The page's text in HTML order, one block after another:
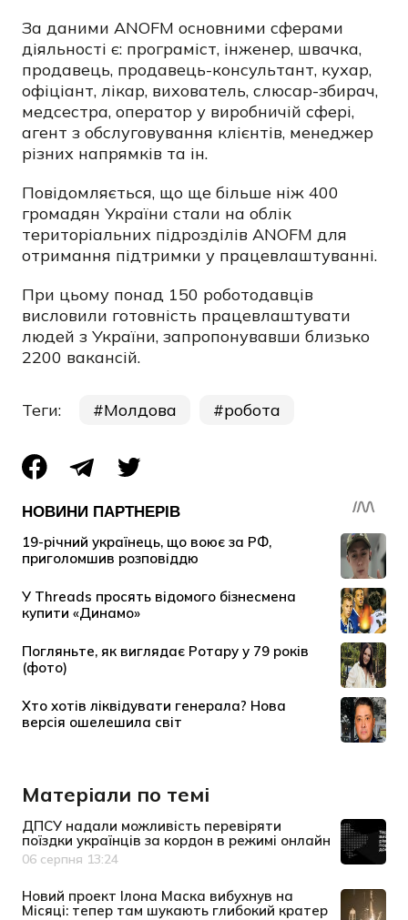
За даними ANOFM основними сферами
діяльності є: програміст, інженер, швачка,
продавець, продавець-консультант, кухар,
офіціант, лікар, вихователь, слюсар-збирач,
медсестра, оператор у виробничій сфері,
агент з обслуговування клієнтів, менеджер
різних напрямків та ін.
Повідомляється, що ще більше ніж 400
громадян України стали на облік
територіальних підрозділів ANOFM для
отримання підтримки у працевлаштуванні.
При цьому понад 150 роботодавців
висловили готовність працевлаштувати
людей з України, запропонувавши близько
2200 вакансій.
Теги: Молдова робота
Матеріали по темі
ДПСУ надали можливість перевіряти
поїздки українців за кордон в режимі онлайн
Дата публікації
06 серпня 13:24
Новий проект Ілона Маска вибухнув на
Місяці: тепер там шукають глибокий кратер